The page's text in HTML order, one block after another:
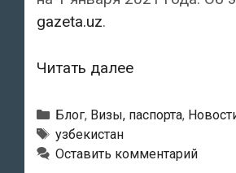
gazeta.uz.
Читать далееУзбекистан
отменять
для
Рубрики
Блог, Визы, паспорта,
Метки
узбекистан
Оставить комментарий